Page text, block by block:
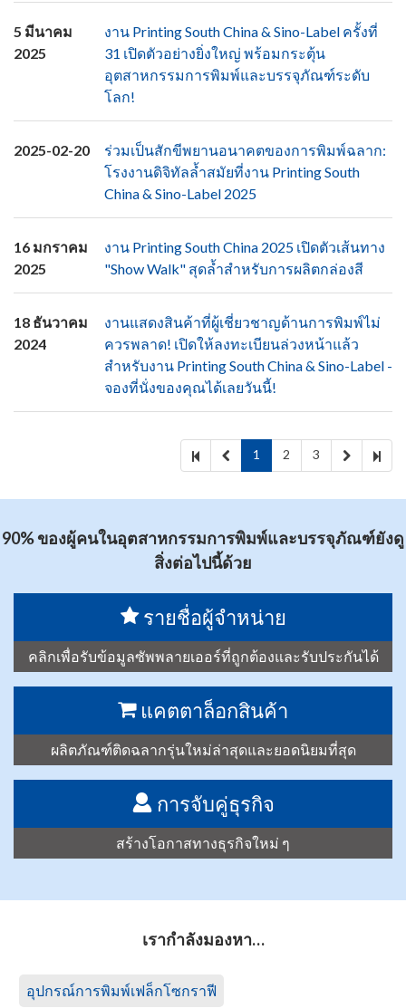
5 มีนาคม
2025
งาน Printing South China & Sino-Label ครั้งที่
31 เปิดตัวอย่างยิ่งใหญ่ พร้อมกระตุ้น
อุตสาหกรรมการพิมพ์และบรรจุภัณฑ์ระดับ
โลก!
2025-02-20
ร่วมเป็นสักขีพยานอนาคตของการพิมพ์ฉลาก:
โรงงานดิจิทัลล้ำสมัยที่งาน Printing South
China & Sino-Label 2025
16 มกราคม
2025
งาน Printing South China 2025 เปิดตัวเส้นทาง
"Show Walk" สุดล้ำสำหรับการผลิตกล่องสี
18 ธันวาคม
2024
งานแสดงสินค้าที่ผู้เชี่ยวชาญด้านการพิมพ์ไม่
ควรพลาด! เปิดให้ลงทะเบียนล่วงหน้าแล้ว
สำหรับงาน Printing South China & Sino-Label -
จองที่นั่งของคุณได้เลยวันนี้!
1 2 3
90% ของผู้คนในอุตสาหกรรมการพิมพ์และบรรจุภัณฑ์ยังดู
สิ่งต่อไปนี้ด้วย
รายชื่อผู้จำหน่าย
คลิกเพื่อรับข้อมูลซัพพลายเออร์ที่ถูกต้องและรับประกันได้
แคตตาล็อกสินค้า
ผลิตภัณฑ์ติดฉลากรุ่นใหม่ล่าสุดและยอดนิยมที่สุด
การจับคู่ธุรกิจ
สร้างโอกาสทางธุรกิจใหม่ ๆ
เรากำลังมองหา…
อุปกรณ์การพิมพ์เฟล็กโซกราฟี